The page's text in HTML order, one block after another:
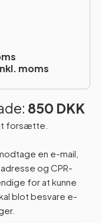
moms
850 DKK
forsætte.
en e-mail,
og CPR-
for at kunne
blot besvare e-